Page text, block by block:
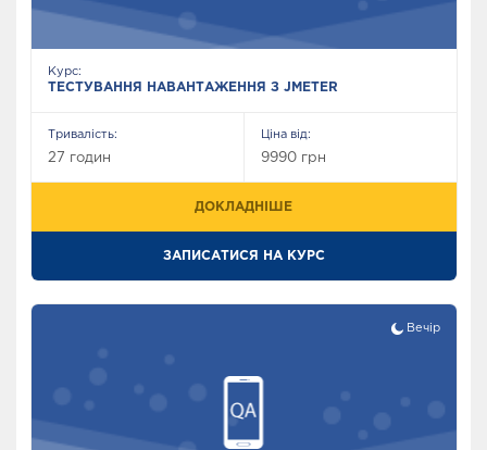
Курс:
ТЕСТУВАННЯ НАВАНТАЖЕННЯ З JMETER
Тривалість:
27 годин
Ціна від:
9990 грн
ДОКЛАДНІШЕ
ЗАПИСАТИСЯ НА КУРС
Вечір